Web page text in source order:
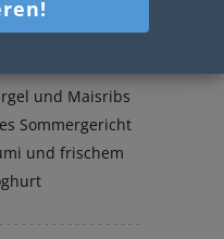
und Maisribs
Sommergericht
und frischem